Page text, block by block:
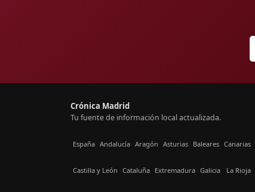
Crónica Madrid
Tu fuente de información local actualizada.
España Andalucía Aragón Asturias Baleares Canarias
Castilla y León Cataluña Extremadura Galicia La Rioja